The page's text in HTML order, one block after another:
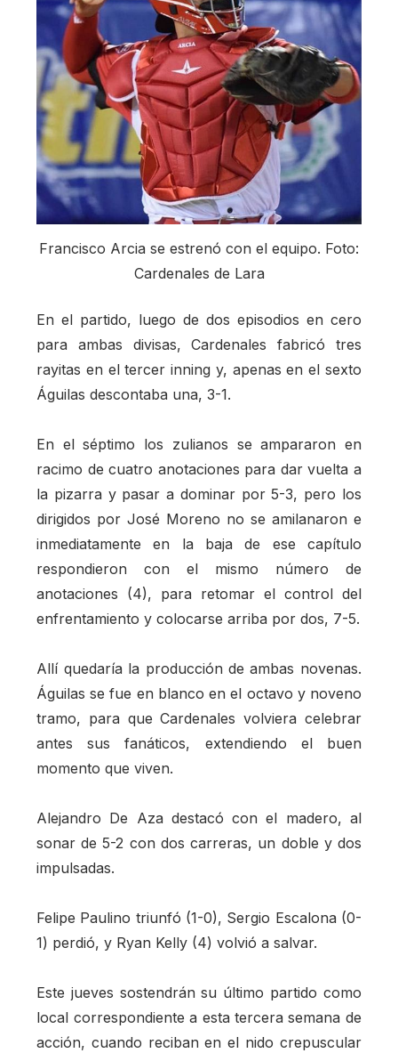
Francisco Arcia se estrenó con el equipo. Foto:
Cardenales de Lara
En el partido, luego de dos episodios en cero
para ambas divisas, Cardenales fabricó tres
rayitas en el tercer inning y, apenas en el sexto
Águilas descontaba una, 3-1.
En el séptimo los zulianos se ampararon en
racimo de cuatro anotaciones para dar vuelta a
la pizarra y pasar a dominar por 5-3, pero los
dirigidos por José Moreno no se amilanaron e
inmediatamente en la baja de ese capítulo
respondieron con el mismo número de
anotaciones (4), para retomar el control del
enfrentamiento y colocarse arriba por dos, 7-5.
Allí quedaría la producción de ambas novenas.
Águilas se fue en blanco en el octavo y noveno
tramo, para que Cardenales volviera celebrar
antes sus fanáticos, extendiendo el buen
momento que viven.
Alejandro De Aza destacó con el madero, al
sonar de 5-2 con dos carreras, un doble y dos
impulsadas.
Felipe Paulino triunfó (1-0), Sergio Escalona (0-
1) perdió, y Ryan Kelly (4) volvió a salvar.
Este jueves sostendrán su último partido como
local correspondiente a esta tercera semana de
acción, cuando reciban en el nido crepuscular